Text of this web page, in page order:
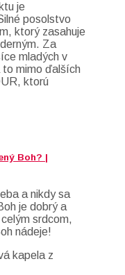
je
posolstvo
ktorý zasahuje
Za
mladých v
to mimo ďalších
ktorú
Boh? |
a nikdy sa
je dobrý a
srdcom,
nádeje!
kapela z